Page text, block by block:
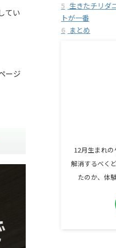
てい
ージ
5 生きたチリダ
トが一番
6 まとめ
12月生まれ
解消するべく
たのか、体